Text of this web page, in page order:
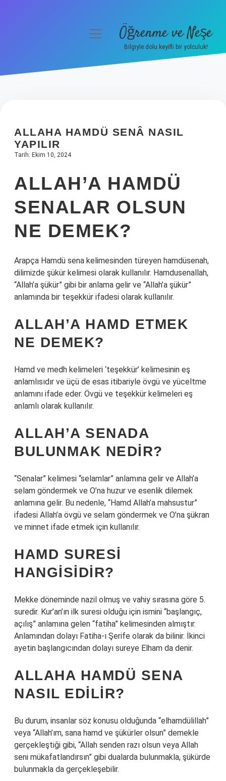
Hakkımızda
menüyüÖğrenme ve Neşe
Bilgiyle dolu keyifli bir yolculuk!
ALLAHA HAMDÜ SENÂ NASIL
YAPILIR
Tarih: Ekim 10, 2024
ALLAH’A HAMDÜ
SENALAR OLSUN
NE DEMEK?
Arapça Hamdü sena kelimesinden türeyen hamdüsenah,
dilimizde şükür kelimesi olarak kullanılır. Hamdusenallah,
“Allah’a şükür” gibi bir anlama gelir ve “Allah’a şükür”
anlamında bir teşekkür ifadesi olarak kullanılır.
ALLAH’A HAMD ETMEK
NE DEMEK?
Hamd ve medh kelimeleri ‘teşekkür’ kelimesinin eş
anlamlısıdır ve üçü de esas itibariyle övgü ve yüceltme
anlamını ifade eder. Övgü ve teşekkür kelimeleri eş
anlamlı olarak kullanılır.
ALLAH’A SENADA
BULUNMAK NEDIR?
“Senalar” kelimesi “selamlar” anlamına gelir ve Allah’a
selam göndermek ve O’na huzur ve esenlik dilemek
anlamına gelir. Bu nedenle, “Hamd Allah’a mahsustur”
ifadesi Allah’a övgü ve selam göndermek ve O’na şükran
ve minnet ifade etmek için kullanılır.
HAMD SURESI
HANGISIDIR?
Mekke döneminde nazil olmuş ve vahiy sırasına göre 5.
suredir. Kur’an’ın ilk suresi olduğu için ismini “başlangıç,
açılış” anlamına gelen “fatiha” kelimesinden almıştır.
Anlamından dolayı Fatiha-ı Şerife olarak da bilinir. İkinci
ayetin başlangıcından dolayı sureye Elham da denir.
ALLAHA HAMDÜ SENA
NASIL EDILIR?
Bu durum, insanlar söz konusu olduğunda “elhamdülillah”
veya “Allah’ım, sana hamd ve şükürler olsun” demekle
gerçekleştiği gibi, “Allah senden razı olsun veya Allah
seni mükafatlandırsın” gibi dualarda bulunmakla, şükürde
bulunmakla da gerçekleşebilir.